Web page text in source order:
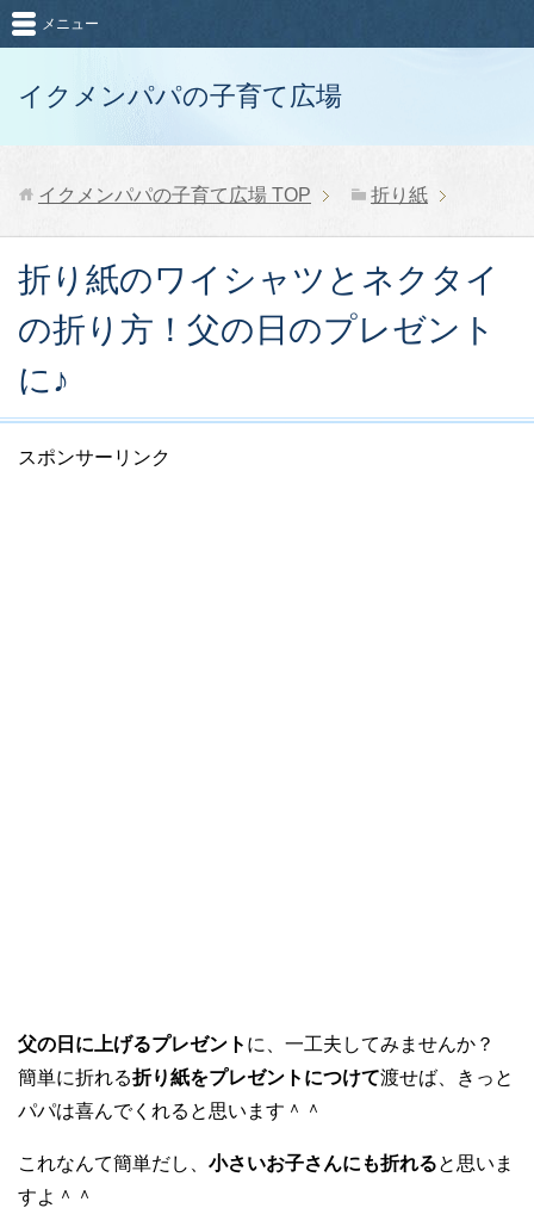
イクメンパパの子育て広場
メニュー
イクメンパパの子育て広場 TOP 折り紙
折り紙のワイシャツとネクタイ
の折り方！父の日のプレゼント
に♪
スポンサーリンク
父の日に上げるプレゼント に、一工夫してみませんか？
簡単に折れる折り紙をプレゼントにつけて渡せば、きっと
パパは喜んでくれると思います＾＾
これなんて簡単だし、 小さいお子さんにも折れると思いま
すよ＾＾